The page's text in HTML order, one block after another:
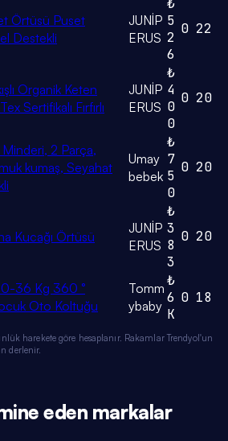
Örtüsü Puset
Destekli
JUNİP
ERUS
₺
5
2
6
0 22
Organik Keten
Sertifikalı Fırfırlı
JUNİP
ERUS
₺
4
0
0
0 20
2 Parça,
kumaş, Seyahat
Umay
bebek
₺
7
5
0
0 20
Kucağı Örtüsü
JUNİP
ERUS
₺
3
8
3
0 20
36 Kg 360 °
Oto Koltuğu
Tomm
ybaby
₺
6
K
0 18
harekete göre hesaplanır. Rakamlar Trendyol'un
derlenir.
eden markalar